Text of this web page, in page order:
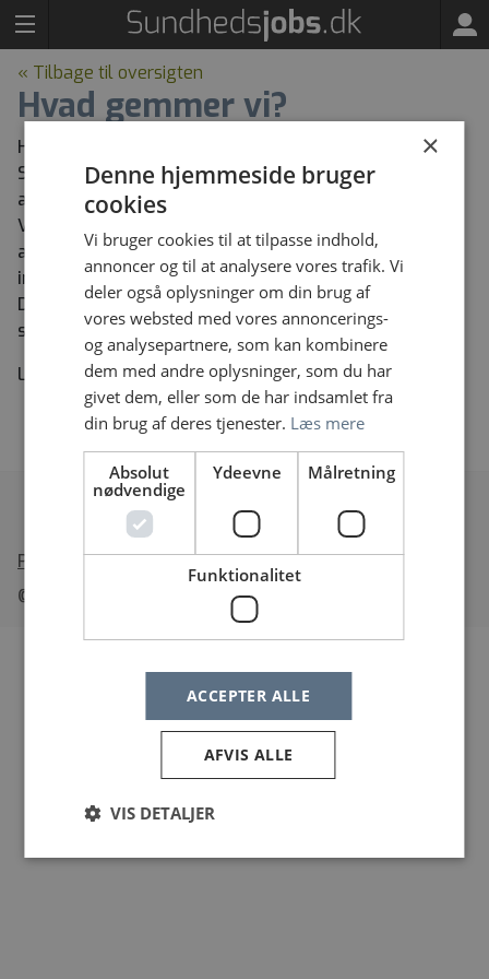
« Tilbage til oversigten
Hvad gemmer vi?
Hvis du har oprettet dig med en brugerprofil på
Sundhedsjobs.dk gemmer vi din e-mail, dit navn og din
adresse, hvis du har opgivet den.
Vi anvender desuden cookies for at forbedre
anvendelsen af Sundhedsjobs.dk og til at huske dine
indstillinger.
Dine oplysninger videregives ikke og anvendes kun til
statistik.
Læs mere om i vorespersondatapolitik.
•Tilgængelighedserklæring
© Sundheds
×
Denne hjemmeside bruger
cookies
Vi bruger cookies til at tilpasse indhold,
annoncer og til at analysere vores trafik. Vi
deler også oplysninger om din brug af
vores websted med vores annoncerings-
og analysepartnere, som kan kombinere
dem med andre oplysninger, som du har
givet dem, eller som de har indsamlet fra
din brug af deres tjenester. Læs mere
Absolut
nødvendige
Ydeevne Målretning
Funktionalitet
ACCEPTER ALLE
AFVIS ALLE
VIS DETALJER